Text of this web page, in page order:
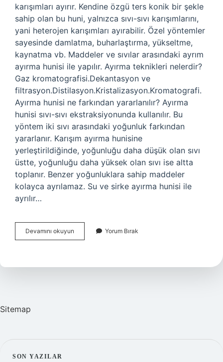
karışımları ayırır. Kendine özgü ters konik bir şekle
sahip olan bu huni, yalnızca sıvı-sıvı karışımlarını,
yani heterojen karışımları ayırabilir. Özel yöntemler
sayesinde damlatma, buharlaştırma, yükseltme,
kaynatma vb. Maddeler ve sıvılar arasındaki ayrım
ayırma hunisi ile yapılır. Ayırma teknikleri nelerdir?
Gaz kromatografisi.Dekantasyon ve
filtrasyon.Distilasyon.Kristalizasyon.Kromatografi.
Ayırma hunisi ne farkından yararlanılır? Ayırma
hunisi sıvı-sıvı ekstraksiyonunda kullanılır. Bu
yöntem iki sıvı arasındaki yoğunluk farkından
yararlanır. Karışım ayırma hunisine
yerleştirildiğinde, yoğunluğu daha düşük olan sıvı
üstte, yoğunluğu daha yüksek olan sıvı ise altta
toplanır. Benzer yoğunluklara sahip maddeler
kolayca ayrılamaz. Su ve sirke ayırma hunisi ile
ayrılır…
Devamını okuyun
Hunisi
Nasıl
Yorum Bırak
Sitemap
SON YAZILAR